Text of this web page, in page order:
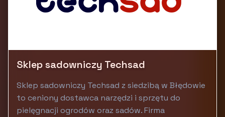
Sklep sadowniczy Techsad
Sklep sadowniczy Techsad z siedzibą w Błędowie
to ceniony dostawca narzędzi i sprzętu do
pielęgnacji ogrodów oraz sadów. Firma